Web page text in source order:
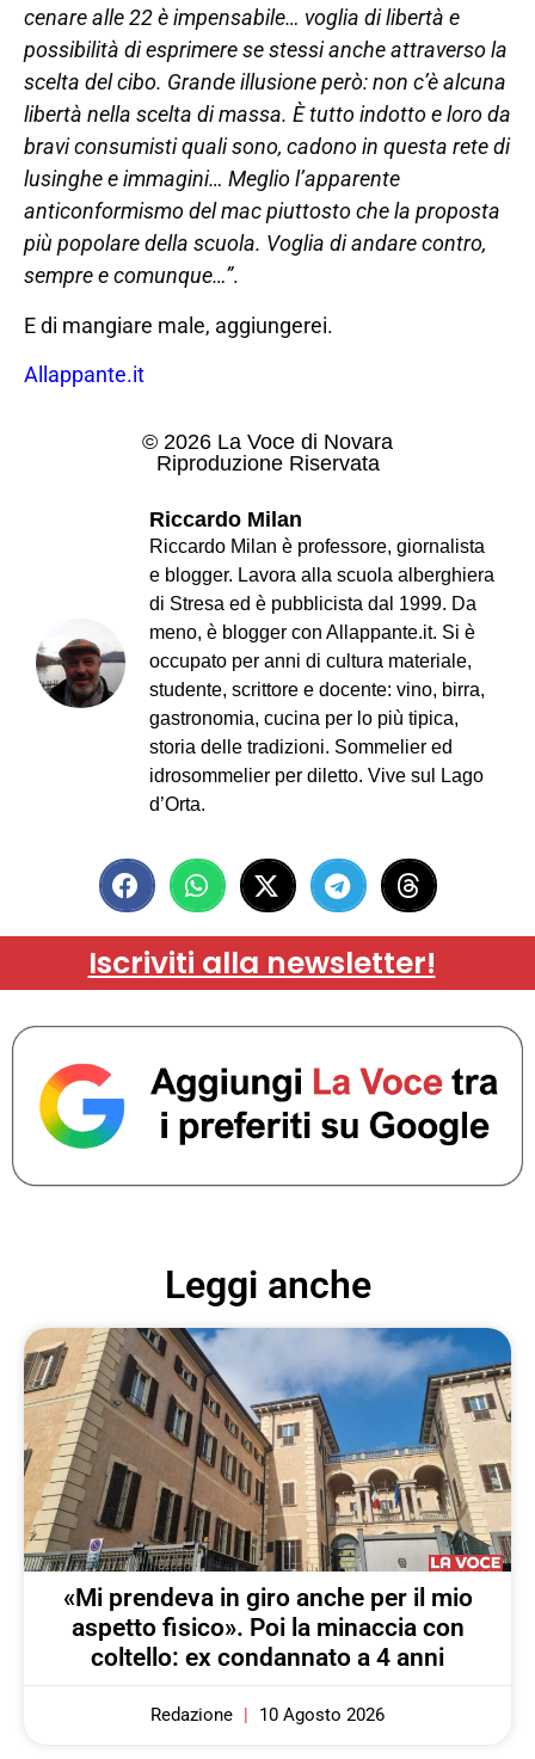
cenare alle 22 è impensabile… voglia di libertà e
possibilità di esprimere se stessi anche attraverso la
scelta del cibo. Grande illusione però: non c’è alcuna
libertà nella scelta di massa. È tutto indotto e loro da
bravi consumisti quali sono, cadono in questa rete di
lusinghe e immagini… Meglio l’apparente
anticonformismo del mac piuttosto che la proposta
più popolare della scuola. Voglia di andare contro,
sempre e comunque…”.
E di mangiare male, aggiungerei.
Allappante.it
© 2026 La Voce di Novara
Riproduzione Riservata
Riccardo Milan
Riccardo Milan è professore, giornalista
e blogger. Lavora alla scuola alberghiera
di Stresa ed è pubblicista dal 1999. Da
meno, è blogger con Allappante.it. Si è
occupato per anni di cultura materiale,
studente, scrittore e docente: vino, birra,
gastronomia, cucina per lo più tipica,
storia delle tradizioni. Sommelier ed
idrosommelier per diletto. Vive sul Lago
d’Orta.
Iscriviti alla newsletter!
Leggi anche
«Mi prendeva in giro anche per il mio
aspetto fisico». Poi la minaccia con
coltello: ex condannato a 4 anni
Redazione 10 Agosto 2026